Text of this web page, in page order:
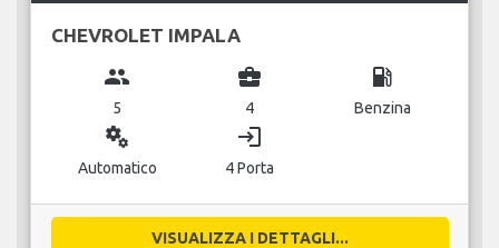
CHEVROLET IMPALA
group
5
business_center
4
local_gas_station
Benzina
miscellaneous_services
Automatico
login
4 Porta
VISUALIZZA I DETTAGLI...